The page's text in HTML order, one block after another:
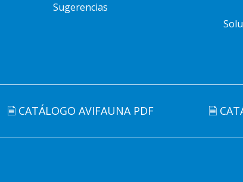
Sugerencias
🗎 CATÁLOGO AVIFAUNA PDF 🗎